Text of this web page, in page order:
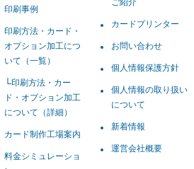
印刷事例
印刷方法・カード・
オプション加工につ
いて（一覧）
印刷方法・カー
ド・オプション加工
について（詳細）
カード制作工場案内
料金シミュレーショ
ご紹介
カードプリンター
お問い合わせ
個人情報保護方針
個人情報の取り扱い
について
新着情報
運営会社概要